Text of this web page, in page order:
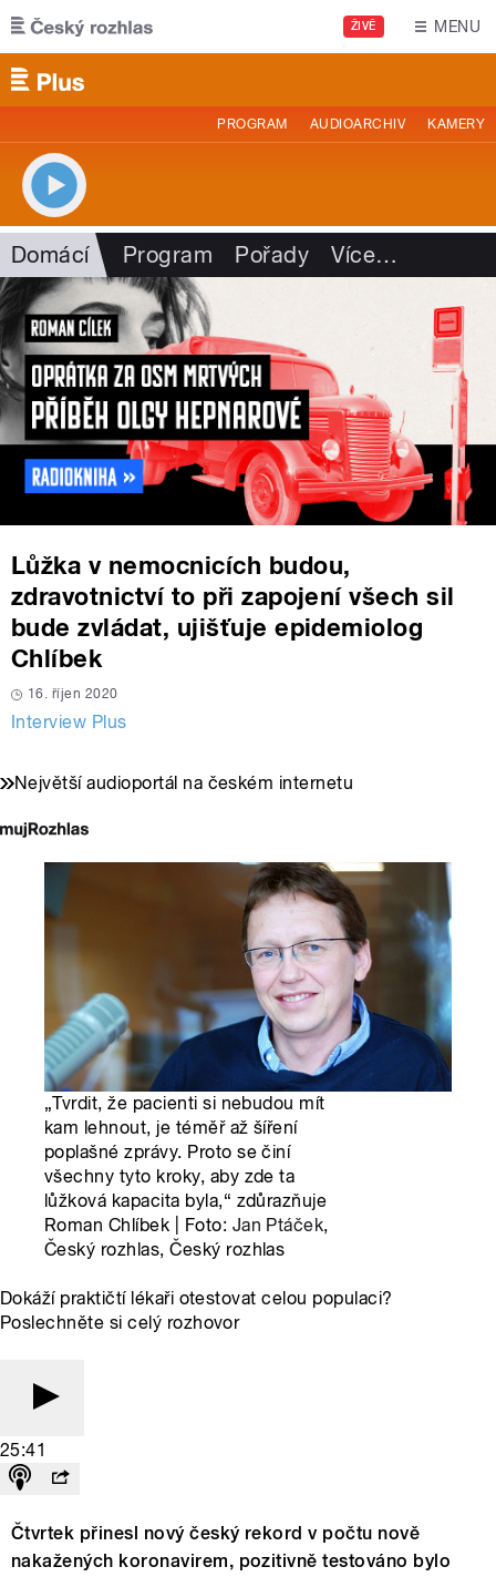
Přejít k hlavnímu obsahu
ŽIVĚ MENU
PROGRAM AUDIOARCHIV KAMERY
Domácí Program Pořady Více…
Lůžka v nemocnicích budou,
zdravotnictví to při zapojení všech sil
bude zvládat, ujišťuje epidemiolog
Chlíbek
16. říjen 2020
Interview Plus
Největší audioportál na českém internetu
„Tvrdit, že pacienti si nebudou mít
kam lehnout, je téměř až šíření
poplašné zprávy. Proto se činí
všechny tyto kroky, aby zde ta
lůžková kapacita byla,“ zdůrazňuje
Roman Chlíbek | Foto: Jan Ptáček,
Český rozhlas, Český rozhlas
Dokáží praktičtí lékaři otestovat celou populaci?
Poslechněte si celý rozhovor
25:41
Čtvrtek přinesl nový český rekord v počtu nově
nakažených koronavirem, pozitivně testováno bylo